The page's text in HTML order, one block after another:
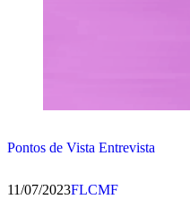
Pontos de Vista Entrevista
11/07/2023FLCMF